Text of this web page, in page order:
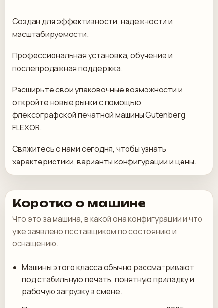
Создан для эффективности, надежности и
масштабируемости.
Профессиональная установка, обучение и
послепродажная поддержка.
Расширьте свои упаковочные возможности и
откройте новые рынки с помощью
флексографской печатной машины Gutenberg
FLEXOR.
Свяжитесь с нами сегодня, чтобы узнать
характеристики, варианты конфигурации и цены.
Коротко о машине
Что это за машина, в какой она конфигурации и что
уже заявлено поставщиком по состоянию и
оснащению.
Машины этого класса обычно рассматривают
под стабильную печать, понятную приладку и
рабочую загрузку в смене.